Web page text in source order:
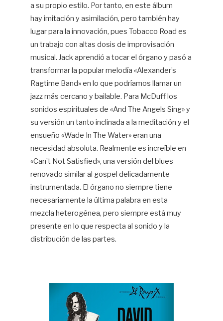
a su propio estilo. Por tanto, en este álbum
hay imitación y asimilación, pero también hay
lugar para la innovación, pues Tobacco Road es
un trabajo con altas dosis de improvisación
musical. Jack aprendió a tocar el órgano y pasó a
transformar la popular melodía «Alexander’s
Ragtime Band» en lo que podríamos llamar un
jazz más cercano y bailable. Para McDuff los
sonidos espirituales de «And The Angels Sing» y
su versión un tanto inclinada a la meditación y el
ensueño «Wade In The Water» eran una
necesidad absoluta. Realmente es increíble en
«Can’t Not Satisfied», una versión del blues
renovado similar al gospel delicadamente
instrumentada. El órgano no siempre tiene
necesariamente la última palabra en esta
mezcla heterogénea, pero siempre está muy
presente en lo que respecta al sonido y la
distribución de las partes.